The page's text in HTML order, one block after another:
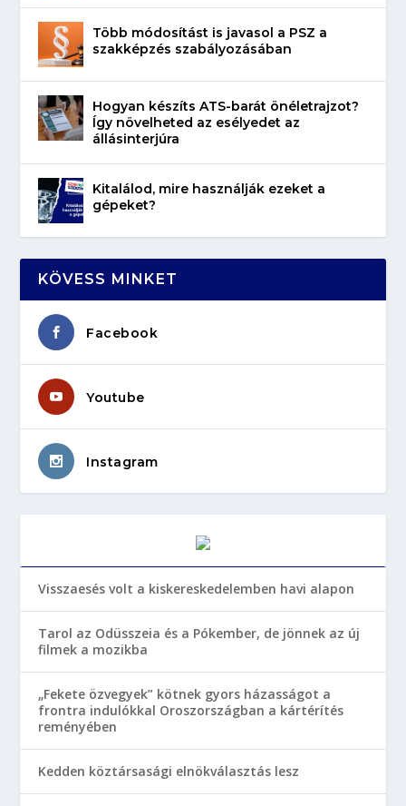
Több módosítást is javasol a PSZ a
szakképzés szabályozásában
Hogyan készíts ATS-barát önéletrajzot?
Így növelheted az esélyedet az
állásinterjúra
Kitalálod, mire használják ezeket a
gépeket?
KÖVESS MINKET
Facebook
Youtube
Instagram
Visszaesés volt a kiskereskedelemben havi alapon
Tarol az Odüsszeia és a Pókember, de jönnek az új
filmek a mozikba
„Fekete özvegyek” kötnek gyors házasságot a
frontra indulókkal Oroszországban a kártérítés
reményében
Kedden köztársasági elnökválasztás lesz